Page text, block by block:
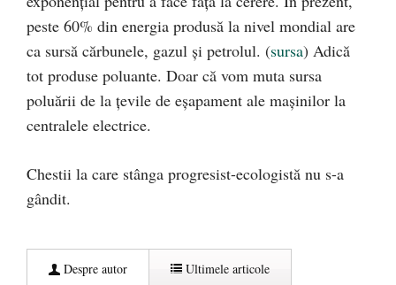
peste 60% din energia produsă la nivel mondial are
ca sursă cărbunele, gazul și petrolul. (sursa) Adică
tot produse poluante. Doar că vom muta sursa
poluării de la țevile de eșapament ale mașinilor la
centralele electrice.
Chestii la care stânga progresist-ecologistă nu s-a
gândit.
Despre autor Ultimele articole